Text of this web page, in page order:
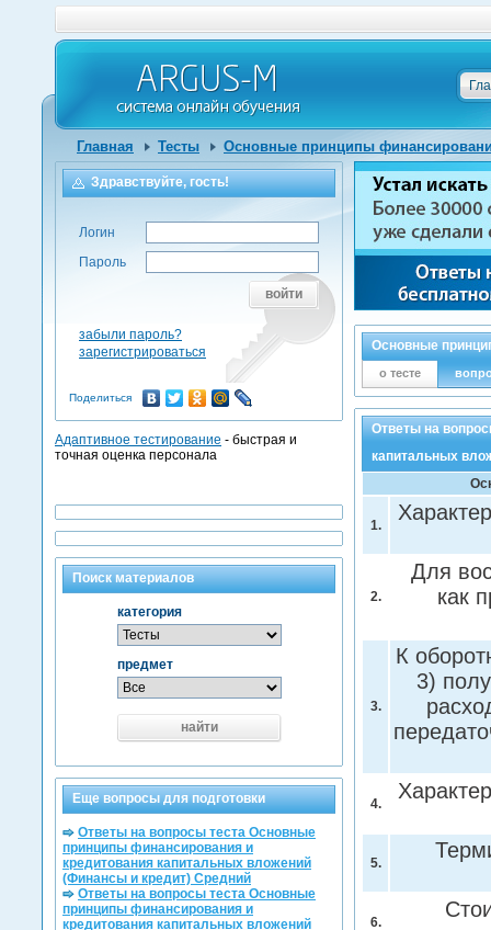
Главная Тесты Основные принципы
Основные
о тесте
Ответы на
капитальных
1.
2.
Для
как
3.
К
3)
4.
5.
6.
Здравствуйте, гость!
Логин
Пароль
войти
забыли пароль?
зарегистрироваться
Поделиться
Адаптивное тестирование - быстрая и
точная оценка персонала
Поиск материалов
категория
предмет
найти
Еще вопросы для подготовки
Ответы на вопросы теста Основные
принципы финансирования и
кредитования капитальных вложений
(Финансы и кредит) Средний
Ответы на вопросы теста Основные
принципы финансирования и
кредитования капитальных вложений